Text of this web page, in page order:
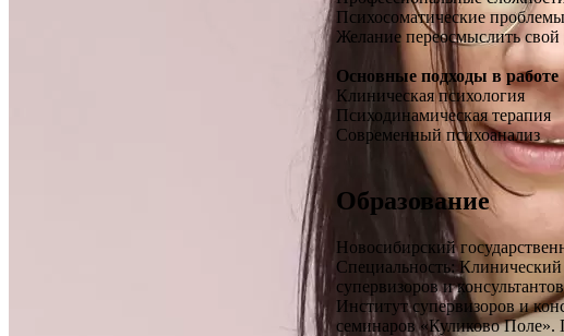
Психосоматические проблемы
Желание переосмыслить
Основные подходы в работе
Клиническая психология
Психодинамическая терапия
Современный психоанализ
Образование
Новосибирский
Специальность:
супервизоров и
Институт супервизоров и
семинаров «Куликово